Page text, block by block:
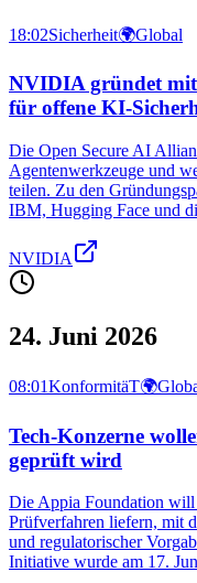
18:02Sicherheit🌍Global
NVIDIA gründet
für offene KI-
Die Open Secure AI
Agentenwerkzeuge und
teilen. Zu den
IBM, Hugging Face und
NVIDIA
24. Juni 2026
08:01KonformitäT🌍
Tech-Konzerne
geprüft wird
Die Appia Foundation will
Prüfverfahren liefern, mit
und regulatorischer
Initiative wurde am 17.